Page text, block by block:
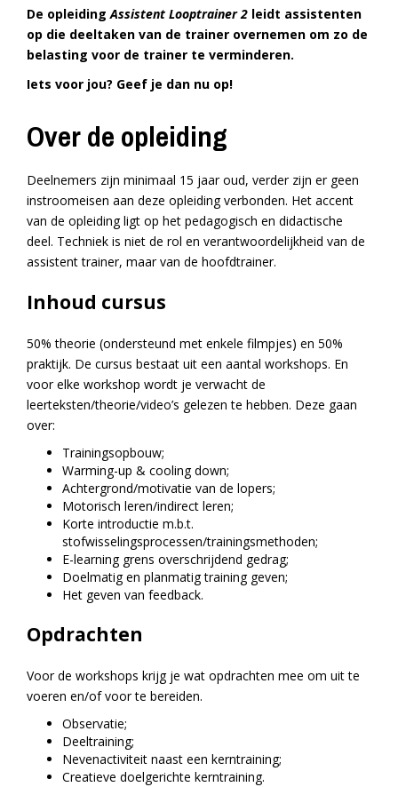
De opleidingAssistent Looptrainer 2 leidt assistenten
op die deeltaken van de trainer overnemen om zo de
belasting voor de trainer te verminderen.
Iets voor jou? Geef je dan nu op!
Over de opleiding
Deelnemers zijn minimaal 15 jaar oud, verder zijn er geen
instroomeisen aan deze opleiding verbonden. Het accent
van de opleiding ligt op het pedagogisch en didactische
deel. Techniek is niet de rol en verantwoordelijkheid van de
assistent trainer, maar van de hoofdtrainer.
Inhoud cursus
50% theorie (ondersteund met enkele filmpjes) en 50%
praktijk. De cursus bestaat uit een aantal workshops. En
voor elke workshop wordt je verwacht de
leerteksten/theorie/video’s gelezen te hebben. Deze gaan
over:
Trainingsopbouw;
Warming-up & cooling down;
Achtergrond/motivatie van de lopers;
Motorisch leren/indirect leren;
Korte introductie m.b.t.
stofwisselingsprocessen/trainingsmethoden;
E-learning grens overschrijdend gedrag;
Doelmatig en planmatig training geven;
Het geven van feedback.
Opdrachten
Voor de workshops krijg je wat opdrachten mee om uit te
voeren en/of voor te bereiden.
Observatie;
Deeltraining;
Nevenactiviteit naast een kerntraining;
Creatieve doelgerichte kerntraining.